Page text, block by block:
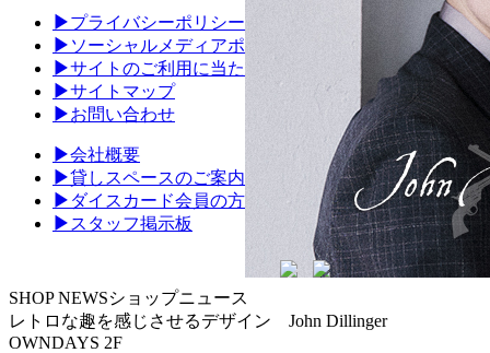
▶プライバシーポリシー
▶ ソーシャルメディアポリシー
▶サイトのご利用に当たって
▶サイトマップ
▶お問い合わせ
▶会社概要
▶貸しスペースのご案内
▶ ダイスカード会員の方
▶ スタッフ掲示板
SHOP NEWSショップニュース
レトロな趣を感じさせるデザイン John Dillinger
OWNDAYS 2F